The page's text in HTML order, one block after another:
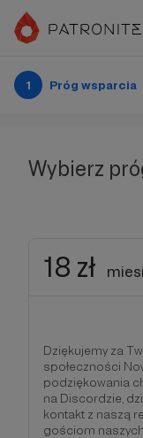
1 Próg wsparcia
Wybierz
18 zł
Dziękujemy za
społeczności
podziękowania
na Discordzie,
kontakt z naszą
gościom